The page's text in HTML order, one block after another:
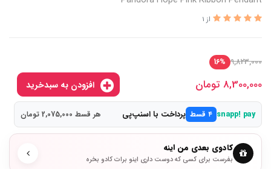
از 1
9,823,000
16%
8,300,000 تومان
snapp! pay ۴ قسط پرداخت با اسنپ‌پی هر قسط 2,075,000 تومان
کادوی بعدی من اینه
بفرست برای کسی که دوست داری اینو برات کادو بخره